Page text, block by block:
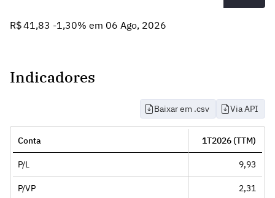
R$ 41,83 -1,30% em 06 Ago, 2026
Indicadores
Baixar em .csv Via API
Conta 1T2026 (TTM)
P/L 9,93
P/VP 2,31